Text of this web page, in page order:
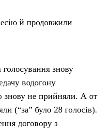
й продовжили
голосування знову
водогону
знову не прийняли. А от
(“за” було 28 голосів).
договору з